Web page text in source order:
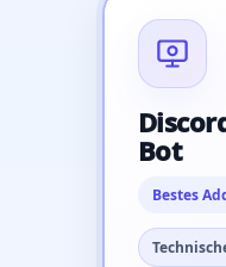
Bot
Bestes